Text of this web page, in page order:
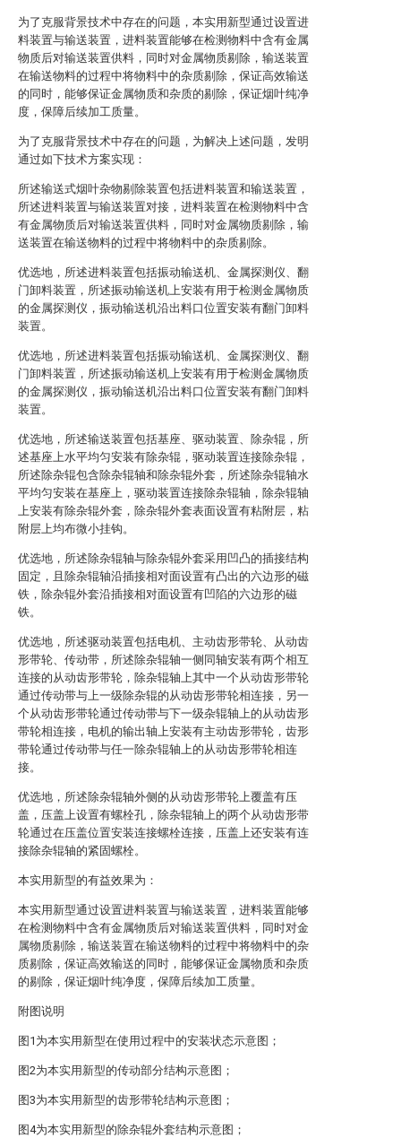
为了克服背景技术中存在的问题，本实用新型通过设置进
料装置与输送装置，进料装置能够在检测物料中含有金属
物质后对输送装置供料，同时对金属物质剔除，输送装置
在输送物料的过程中将物料中的杂质剔除，保证高效输送
的同时，能够保证金属物质和杂质的剔除，保证烟叶纯净
度，保障后续加工质量。
为了克服背景技术中存在的问题，为解决上述问题，发明
通过如下技术方案实现：
所述输送式烟叶杂物剔除装置包括进料装置和输送装置，
所述进料装置与输送装置对接，进料装置在检测物料中含
有金属物质后对输送装置供料，同时对金属物质剔除，输
送装置在输送物料的过程中将物料中的杂质剔除。
优选地，所述进料装置包括振动输送机、金属探测仪、翻
门卸料装置，所述振动输送机上安装有用于检测金属物质
的金属探测仪，振动输送机沿出料口位置安装有翻门卸料
装置。
优选地，所述进料装置包括振动输送机、金属探测仪、翻
门卸料装置，所述振动输送机上安装有用于检测金属物质
的金属探测仪，振动输送机沿出料口位置安装有翻门卸料
装置。
优选地，所述输送装置包括基座、驱动装置、除杂辊，所
述基座上水平均匀安装有除杂辊，驱动装置连接除杂辊，
所述除杂辊包含除杂辊轴和除杂辊外套，所述除杂辊轴水
平均匀安装在基座上，驱动装置连接除杂辊轴，除杂辊轴
上安装有除杂辊外套，除杂辊外套表面设置有粘附层，粘
附层上均布微小挂钩。
优选地，所述除杂辊轴与除杂辊外套采用凹凸的插接结构
固定，且除杂辊轴沿插接相对面设置有凸出的六边形的磁
铁，除杂辊外套沿插接相对面设置有凹陷的六边形的磁
铁。
优选地，所述驱动装置包括电机、主动齿形带轮、从动齿
形带轮、传动带，所述除杂辊轴一侧同轴安装有两个相互
连接的从动齿形带轮，除杂辊轴上其中一个从动齿形带轮
通过传动带与上一级除杂辊的从动齿形带轮相连接，另一
个从动齿形带轮通过传动带与下一级杂辊轴上的从动齿形
带轮相连接，电机的输出轴上安装有主动齿形带轮，齿形
带轮通过传动带与任一除杂辊轴上的从动齿形带轮相连
接。
优选地，所述除杂辊轴外侧的从动齿形带轮上覆盖有压
盖，压盖上设置有螺栓孔，除杂辊轴上的两个从动齿形带
轮通过在压盖位置安装连接螺栓连接，压盖上还安装有连
接除杂辊轴的紧固螺栓。
本实用新型的有益效果为：
本实用新型通过设置进料装置与输送装置，进料装置能够
在检测物料中含有金属物质后对输送装置供料，同时对金
属物质剔除，输送装置在输送物料的过程中将物料中的杂
质剔除，保证高效输送的同时，能够保证金属物质和杂质
的剔除，保证烟叶纯净度，保障后续加工质量。
附图说明
图1为本实用新型在使用过程中的安装状态示意图；
图2为本实用新型的传动部分结构示意图；
图3为本实用新型的齿形带轮结构示意图；
图4为本实用新型的除杂辊外套结构示意图；